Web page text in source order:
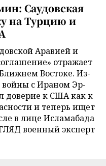
Саудовская
на Турцию и
Аравией и
отражает
Востоке. Из-
войны с Ираном Эр-
доверие к США как к
и теперь ищет
в лице Исламабада
военный эксперт